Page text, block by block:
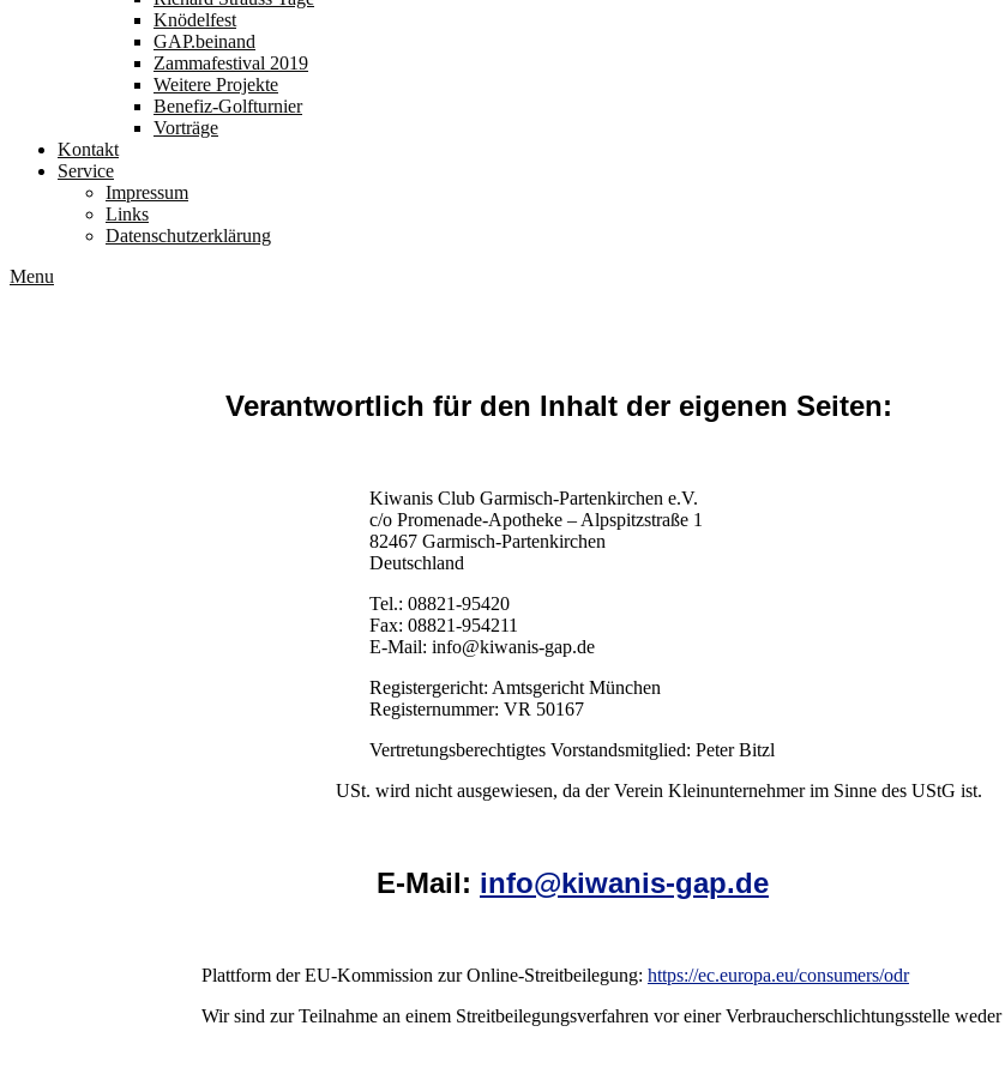
Knödelfest
GAP.beinand
Zammafestival 2019
Weitere Projekte
Benefiz-Golfturnier
Vorträge
Kontakt
Service
Impressum
Links
Datenschutzerklärung
Menu
Verantwortlich für den Inhalt der eigenen Seiten:
Kiwanis Club Garmisch-Partenkirchen e.V.
c/o Promenade-Apotheke – Alpspitzstraße 1
82467 Garmisch-Partenkirchen
Deutschland
Tel.: 08821-95420
Fax: 08821-954211
E-Mail: info@kiwanis-gap.de
Registergericht: Amtsgericht München
Registernummer: VR 50167
Vertretungsberechtigtes Vorstandsmitglied: Peter Bitzl
USt. wird nicht ausgewiesen, da der Verein Kleinunternehmer im Sinne des UStG ist.
E-Mail: info@kiwanis-gap.de
Plattform der EU-Kommission zur Online-Streitbeilegung: https://ec.europa.eu/consumers/odr
Wir sind zur Teilnahme an einem Streitbeilegungsverfahren vor einer Verbraucherschlichtungsstelle